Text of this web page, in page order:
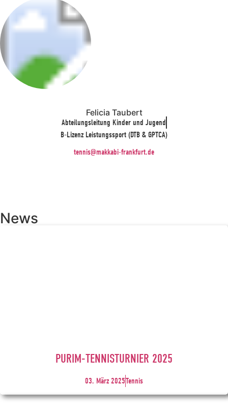
Felicia Taubert
Abteilungsleitung Kinder und Jugend
B-Lizenz Leistungssport (DTB & GPTCA)
tennis@makkabi-frankfurt.de
News
PURIM-TENNISTURNIER 2025
03. März 2025Tennis